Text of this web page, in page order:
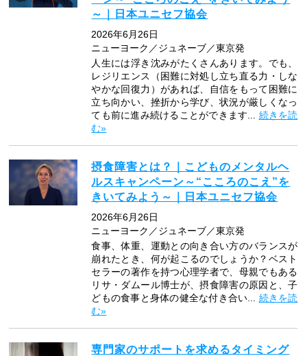
～｜日本ユニセフ協会
2026年6月26日
ニューヨーク／ジュネーブ／東京発
人生には浮き沈みがたくさんあります。でも、
レジリエンス（困難に対処し立ち直る力・しな
やかな回復力）があれば、自信をもって困難に
立ち向かい、挫折から学び、状況が厳しくなっ
ても前に進み続けることができます... 続きを読
む»
摂食障害とは？｜こどものメンタルヘ
ルスキャンペーン～“こころのこえ”を
きいてみよう～｜日本ユニセフ協会
2026年6月26日
ニューヨーク／ジュネーブ／東京発
食事、体重、運動との向き合い方のバランスが
崩れたとき、何が起こるのでしょうか？ベスト
セラーの著作を持つ心理学者で、母親でもある
リサ・ダムール博士が、摂食障害の原因と、子
どもの食事と身体の健全な付き合い... 続きを読
む»
専門家のサポートを求めるタイミング